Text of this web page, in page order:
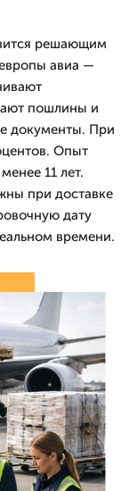
решающим
авиа —
пошлины и
документы. При
Опыт
11 лет.
при доставке
дату
времени.